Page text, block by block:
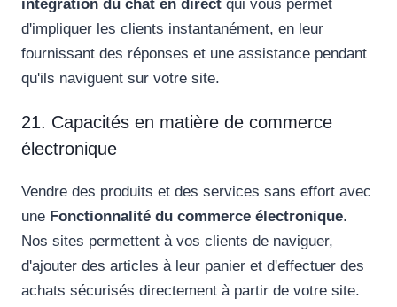
intégration du chat en direct qui vous permet
d'impliquer les clients instantanément, en leur
fournissant des réponses et une assistance pendant
qu'ils naviguent sur votre site.
21. Capacités en matière de commerce
électronique
Vendre des produits et des services sans effort avec
une Fonctionnalité du commerce électronique.
Nos sites permettent à vos clients de naviguer,
d'ajouter des articles à leur panier et d'effectuer des
achats sécurisés directement à partir de votre site.